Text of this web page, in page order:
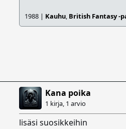
1988 | Kauhu, British Fantasy -
Kana poika
1 kirja, 1 arvio
lisäsi suosikkeihin